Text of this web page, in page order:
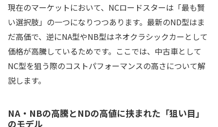
現在のマーケットにおいて、NCロードスターは「最も賢
い選択肢」の一つになりつつあります。最新のND型はま
だ高価で、逆にNA型やNB型はネオクラシックカーとして
価格が高騰しているためです。ここでは、中古車として
NC型を狙う際のコストパフォーマンスの高さについて解
説します。
NA・NBの高騰とNDの高値に挟まれた「狙い目」
のモデル